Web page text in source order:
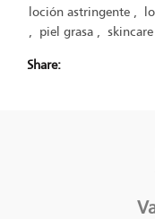
loción astringente
piel grasa skincare
Share